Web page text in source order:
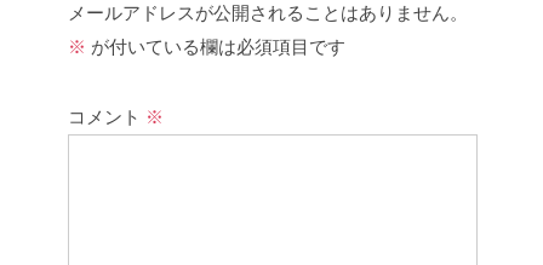
メールアドレスが公開されることはありません。
※ が付いている欄は必須項目です
コメント ※